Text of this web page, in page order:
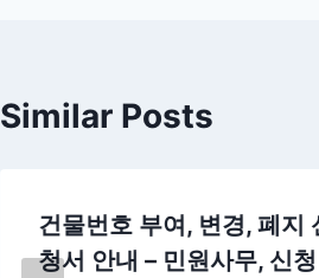
Similar Posts
건물번호 부여, 변경, 폐지
청서 안내 – 민원사무, 신